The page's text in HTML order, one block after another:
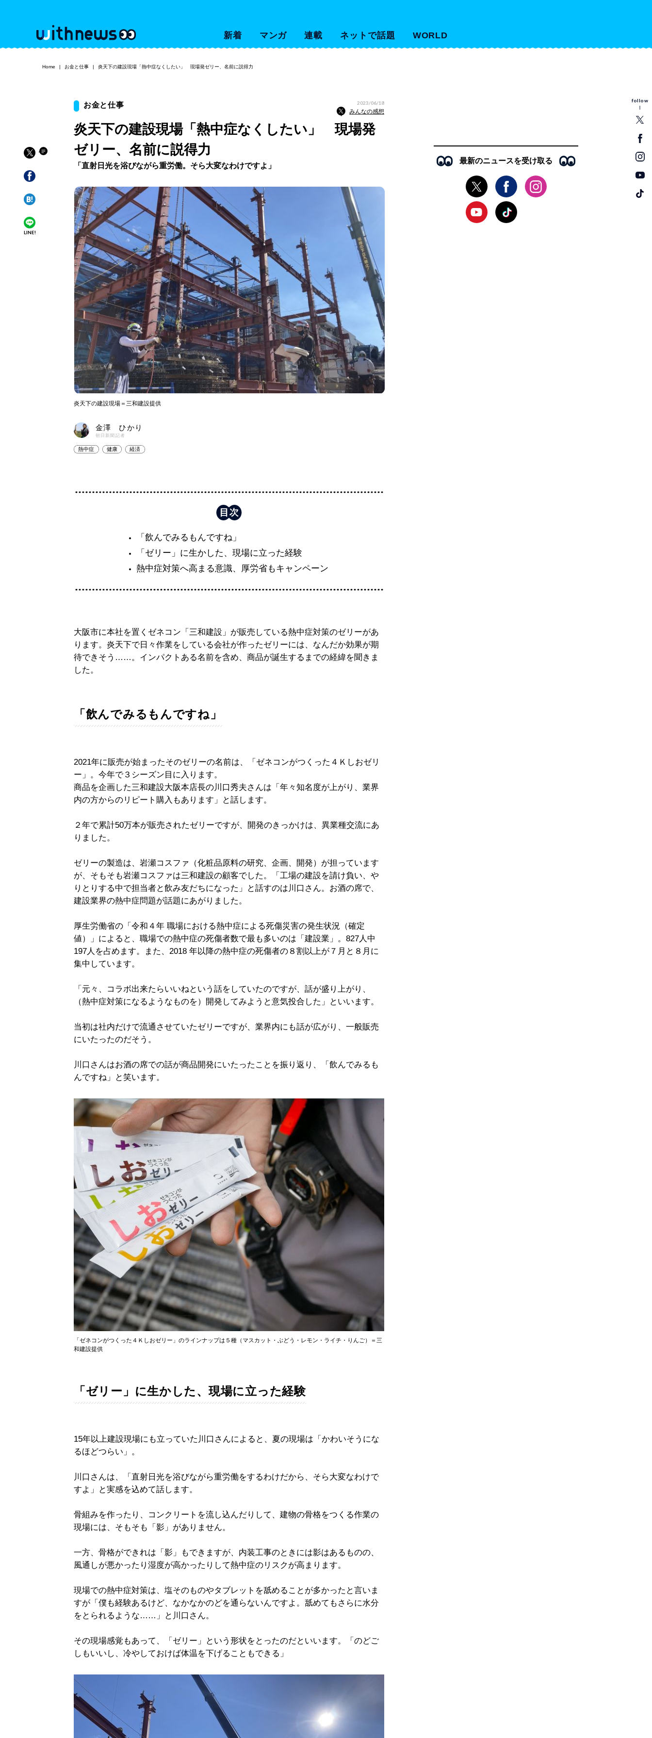
新着 マンガ 連載 ネットで話題 WORLD
follow
Home お金と仕事 炎天下の建設現場「熱中症なくしたい」 現場発ゼリー、名前に説得力
LINE!
お金と仕事 2023/06/18
みんなの感想
炎天下の建設現場「熱中症なくしたい」 現場発
ゼリー、名前に説得力
「直射日光を浴びながら重労働。そら大変なわけですよ」
炎天下の建設現場＝三和建設提供
金澤 ひかり
朝日新聞記者
熱中症 健康 経済
「飲んでみるもんですね」
「ゼリー」に生かした、現場に立った経験
熱中症対策へ高まる意識、厚労省もキャンペーン
大阪市に本社を置くゼネコン「三和建設」が販売している熱中症対策のゼリーがあ
ります。炎天下で日々作業をしている会社が作ったゼリーには、なんだか効果が期
待できそう……。インパクトある名前を含め、商品が誕生するまでの経緯を聞きま
した。
「飲んでみるもんですね」
2021年に販売が始まったそのゼリーの名前は、「ゼネコンがつくった４Ｋしおゼリ
ー」。今年で３シーズン目に入ります。
商品を企画した三和建設大阪本店長の川口秀夫さんは「年々知名度が上がり、業界
内の方からのリピート購入もあります」と話します。
２年で累計50万本が販売されたゼリーですが、開発のきっかけは、異業種交流にあ
りました。
ゼリーの製造は、岩瀬コスファ（化粧品原料の研究、企画、開発）が担っています
が、そもそも岩瀬コスファは三和建設の顧客でした。「工場の建設を請け負い、や
りとりする中で担当者と飲み友だちになった」と話すのは川口さん。お酒の席で、
建設業界の熱中症問題が話題にあがりました。
厚生労働省の「令和４年 職場における熱中症による死傷災害の発生状況（確定
値）」によると、職場での熱中症の死傷者数で最も多いのは「建設業」。827人中
197人を占めます。また、2018 年以降の熱中症の死傷者の８割以上が７月と８月に
集中しています。
「元々、コラボ出来たらいいねという話をしていたのですが、話が盛り上がり、
（熱中症対策になるようなものを）開発してみようと意気投合した」といいます。
当初は社内だけで流通させていたゼリーですが、業界内にも話が広がり、一般販売
にいたったのだそう。
川口さんはお酒の席での話が商品開発にいたったことを振り返り、「飲んでみるも
んですね」と笑います。
「ゼネコンがつくった４Ｋしおゼリー」のラインナップは５種（マスカット・ぶどう・レモン・ライチ・りんご）＝三
和建設提供
「ゼリー」に生かした、現場に立った経験
15年以上建設現場にも立っていた川口さんによると、夏の現場は「かわいそうにな
るほどつらい」。
川口さんは、「直射日光を浴びながら重労働をするわけだから、そら大変なわけで
すよ」と実感を込めて話します。
骨組みを作ったり、コンクリートを流し込んだりして、建物の骨格をつくる作業の
現場には、そもそも「影」がありません。
一方、骨格ができれは「影」もできますが、内装工事のときには影はあるものの、
風通しが悪かったり湿度が高かったりして熱中症のリスクが高まります。
現場での熱中症対策は、塩そのものやタブレットを舐めることが多かったと言いま
すが「僕も経験あるけど、なかなかのどを通らないんですよ。舐めてもさらに水分
をとられるような……」と川口さん。
その現場感覚もあって、「ゼリー」という形状をとったのだといいます。「のどご
しもいいし、冷やしておけば体温を下げることもできる」
最新のニュースを受け取る